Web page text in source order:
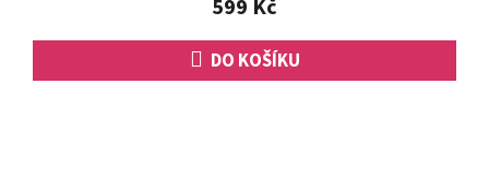
599 Kč
DO KOŠÍKU